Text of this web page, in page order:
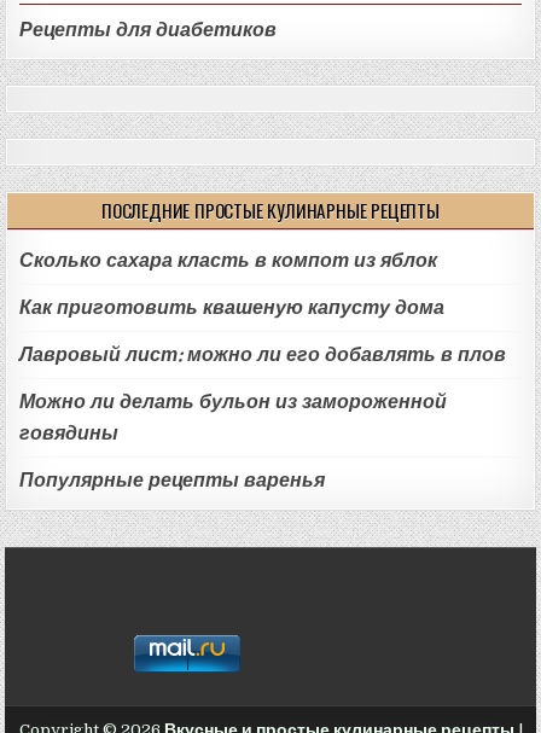
Рецепты для диабетиков
ПОСЛЕДНИЕ ПРОСТЫЕ КУЛИНАРНЫЕ РЕЦЕПТЫ
Сколько сахара класть в компот из яблок
Как приготовить квашеную капусту дома
Лавровый лист: можно ли его добавлять в плов
Можно ли делать бульон из замороженной
говядины
Популярные рецепты варенья